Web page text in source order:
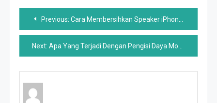
Post
navigation
Previous: Cara Membersihkan Speaker iPhone Anda (Dan Mengapa Anda Perlu)
Next: Apa Yang Terjadi Dengan Pengisi Daya Mobil Listrik SparkCharge Dari Shark Tank Musim 12?